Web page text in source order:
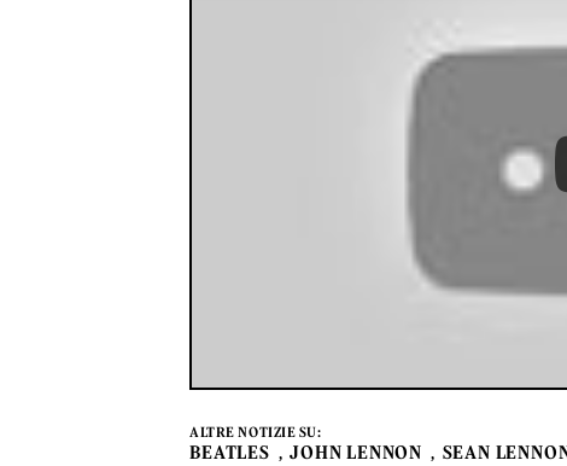
ALTRE NOTIZIE SU:
BEATLES JOHN LENNON SEAN